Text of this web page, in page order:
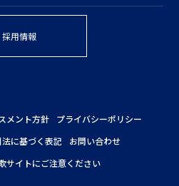
採用情報
メント方針
プライバシーポリシー
に基づく表記
お問い合わせ
サイトにご注意ください